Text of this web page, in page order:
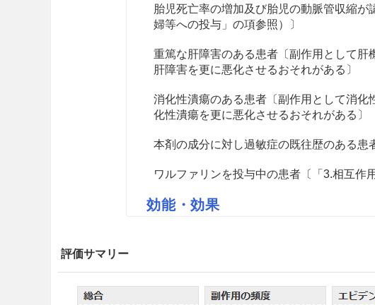
胎児死亡率の増加及び胎児の動脈管収縮
婦等への投与」の項参照）〕
重篤な肝障害のある患者〔副作用として肝
肝障害を更に悪化させるおそれがある〕
消化性潰瘍のある患者〔副作用として消
化性潰瘍を更に悪化させるおそれがある〕
本剤の成分に対し過敏症の既往歴のある患
ワルファリンを投与中の患者〔「3.相互作
効能・効果
通常、成人にはイグラチモドとして、1回
評価サマリー